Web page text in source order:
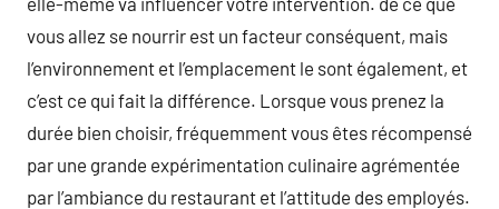
vous allez se nourrir est un facteur conséquent, mais
l’environnement et l’emplacement le sont également, et
c’est ce qui fait la différence. Lorsque vous prenez la
durée bien choisir, fréquemment vous êtes récompensé
par une grande expérimentation culinaire agrémentée
par l’ambiance du restaurant et l’attitude des employés.